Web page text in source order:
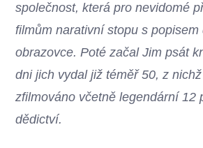
společnost, která pro nevidomé
filmům narativní stopu s popisem
obrazovce. Poté začal Jim psát
dni jich vydal již téměř 50, z
zfilmováno včetně legendární 12
dědictví.